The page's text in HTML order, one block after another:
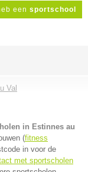
een sportschool
Val
in Estinnes au
(fitness
in voor de
met sportscholen